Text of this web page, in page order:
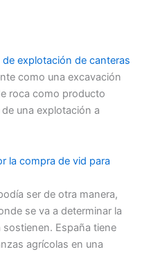
explotación de canteras
como una excavación
roca como producto
una explotación a
la compra de vid para
ser de otra manera,
se va a determinar la
España tiene
agrícolas en una